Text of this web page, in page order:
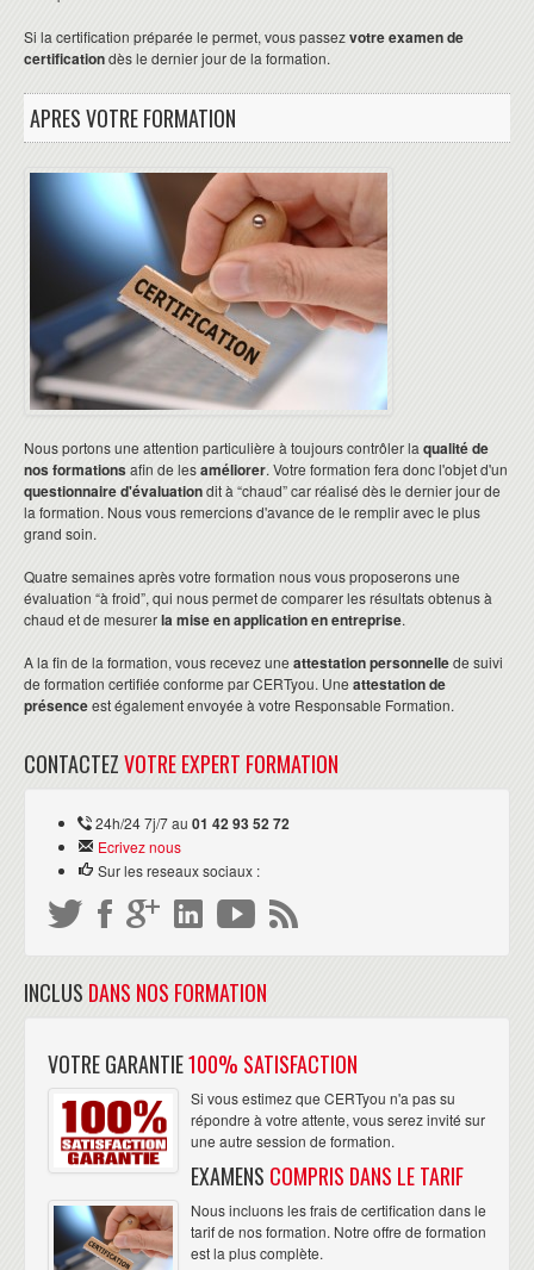
Si la certification préparée le permet, vous passezvotre examen de
certificationdès le dernier jour de la formation.
APRES VOTRE FORMATION
Nous portons une attention particulière à toujours contrôler la qualité de
nos formationsafin de lesaméliorer. Votre formation fera donc l'objet d'un
questionnaire d'évaluationdit à “chaud” car réalisé dès le dernier jour de
la formation. Nous vous remercions d'avance de le remplir avec le plus
grand soin.
Quatre semaines après votre formation nous vous proposerons une
évaluation “à froid”, qui nous permet de comparer les résultats obtenus à
chaud et de mesurerla mise en application en entreprise.
A la fin de la formation, vous recevez une attestation personnellede suivi
de formation certifiée conforme par CERTyou. Une attestation de
présenceest également envoyée à votre Responsable Formation.​
CONTACTEZVOTRE EXPERT FORMATION
24h/24 7j/7 au 01 42 93 52 72
Ecrivez nous
Sur les reseaux sociaux :
INCLUS DANS NOS FORMATION
VOTRE GARANTIE100% SATISFACTION
Si vous estimez que CERTyou n'a pas su
répondre à votre attente, vous serez invité sur
une autre session de formation.
EXAMENS COMPRIS DANS LE TARIF
Nous incluons les frais de certification dans le
tarif de nos formation. Notre offre de formation
est la plus complète.